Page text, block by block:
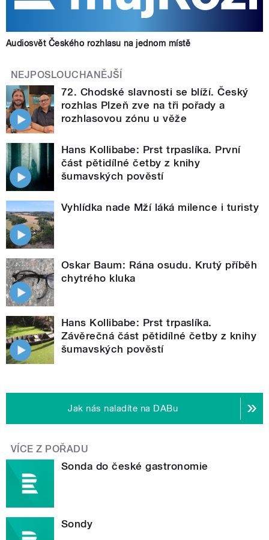
Audiosvět Českého rozhlasu na jednom místě
NEJPOSLOUCHANĚJŠÍ
72. Chodské slavnosti se blíží. Český
rozhlas Plzeň zve na tři pořady a
rozhlasovou zónu u věže
Hans Kollibabe: Prst trpaslíka. První
část pětidílné četby z knihy
šumavských pověstí
Vyhlídka nade Mží láká milence i turisty
Oskar Baum: Rána osudu. Krutý příběh
chytrého kluka
Hans Kollibabe: Prst trpaslíka.
Závěrečná část pětidílné četby z knihy
šumavských pověstí
Jak nás naladíte na DABu
VÍCE Z POŘADU
Sonda do české gastronomie
Sondy